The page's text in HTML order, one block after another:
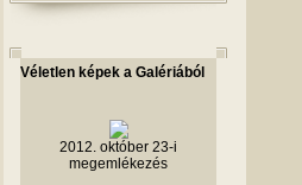
Véletlen képek a Galériából
2012. október 23-i
megemlékezés